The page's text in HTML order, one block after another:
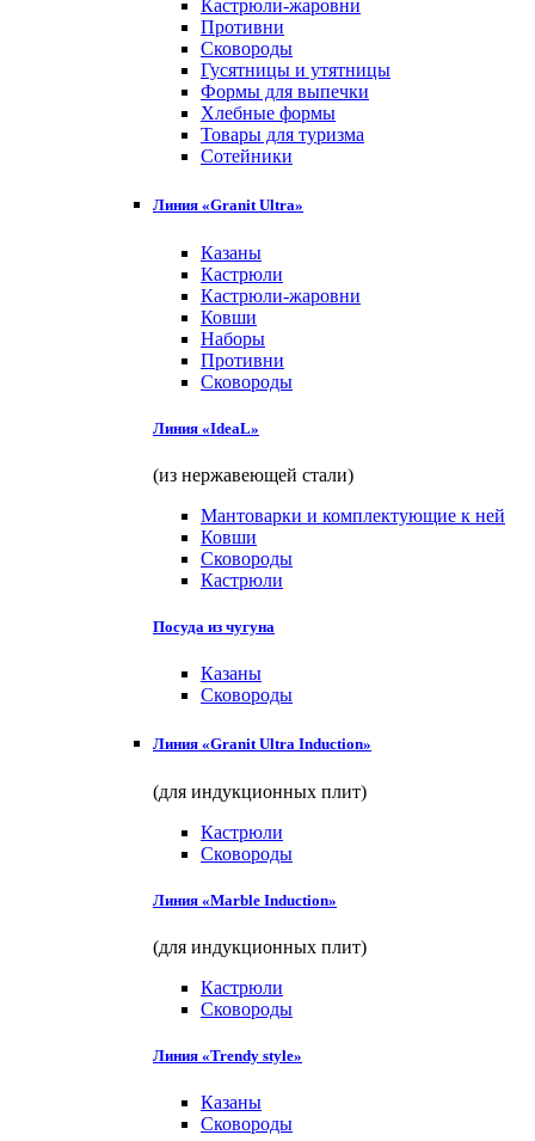
Кастрюли-жаровни
Противни
Сковороды
Гусятницы и утятницы
Формы для выпечки
Хлебные формы
Товары для туризма
Сотейники
Линия «Granit Ultra»
Казаны
Кастрюли
Кастрюли-жаровни
Ковши
Наборы
Противни
Сковороды
Линия «IdeaL»
(из нержавеющей стали)
Мантоварки и комплектующие к ней
Ковши
Сковороды
Кастрюли
Посуда из чугуна
Казаны
Сковороды
Линия «Granit Ultra Induction»
(для индукционных плит)
Кастрюли
Сковороды
Линия «Marble Induction»
(для индукционных плит)
Кастрюли
Сковороды
Линия «Trendy style»
Казаны
Сковороды